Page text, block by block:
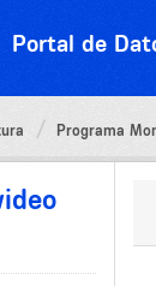
Portal de
Programa